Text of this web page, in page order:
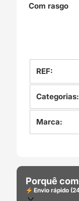
Com rasgo
REF:
Categorias:
Marca:
Porquê
Envio rápido